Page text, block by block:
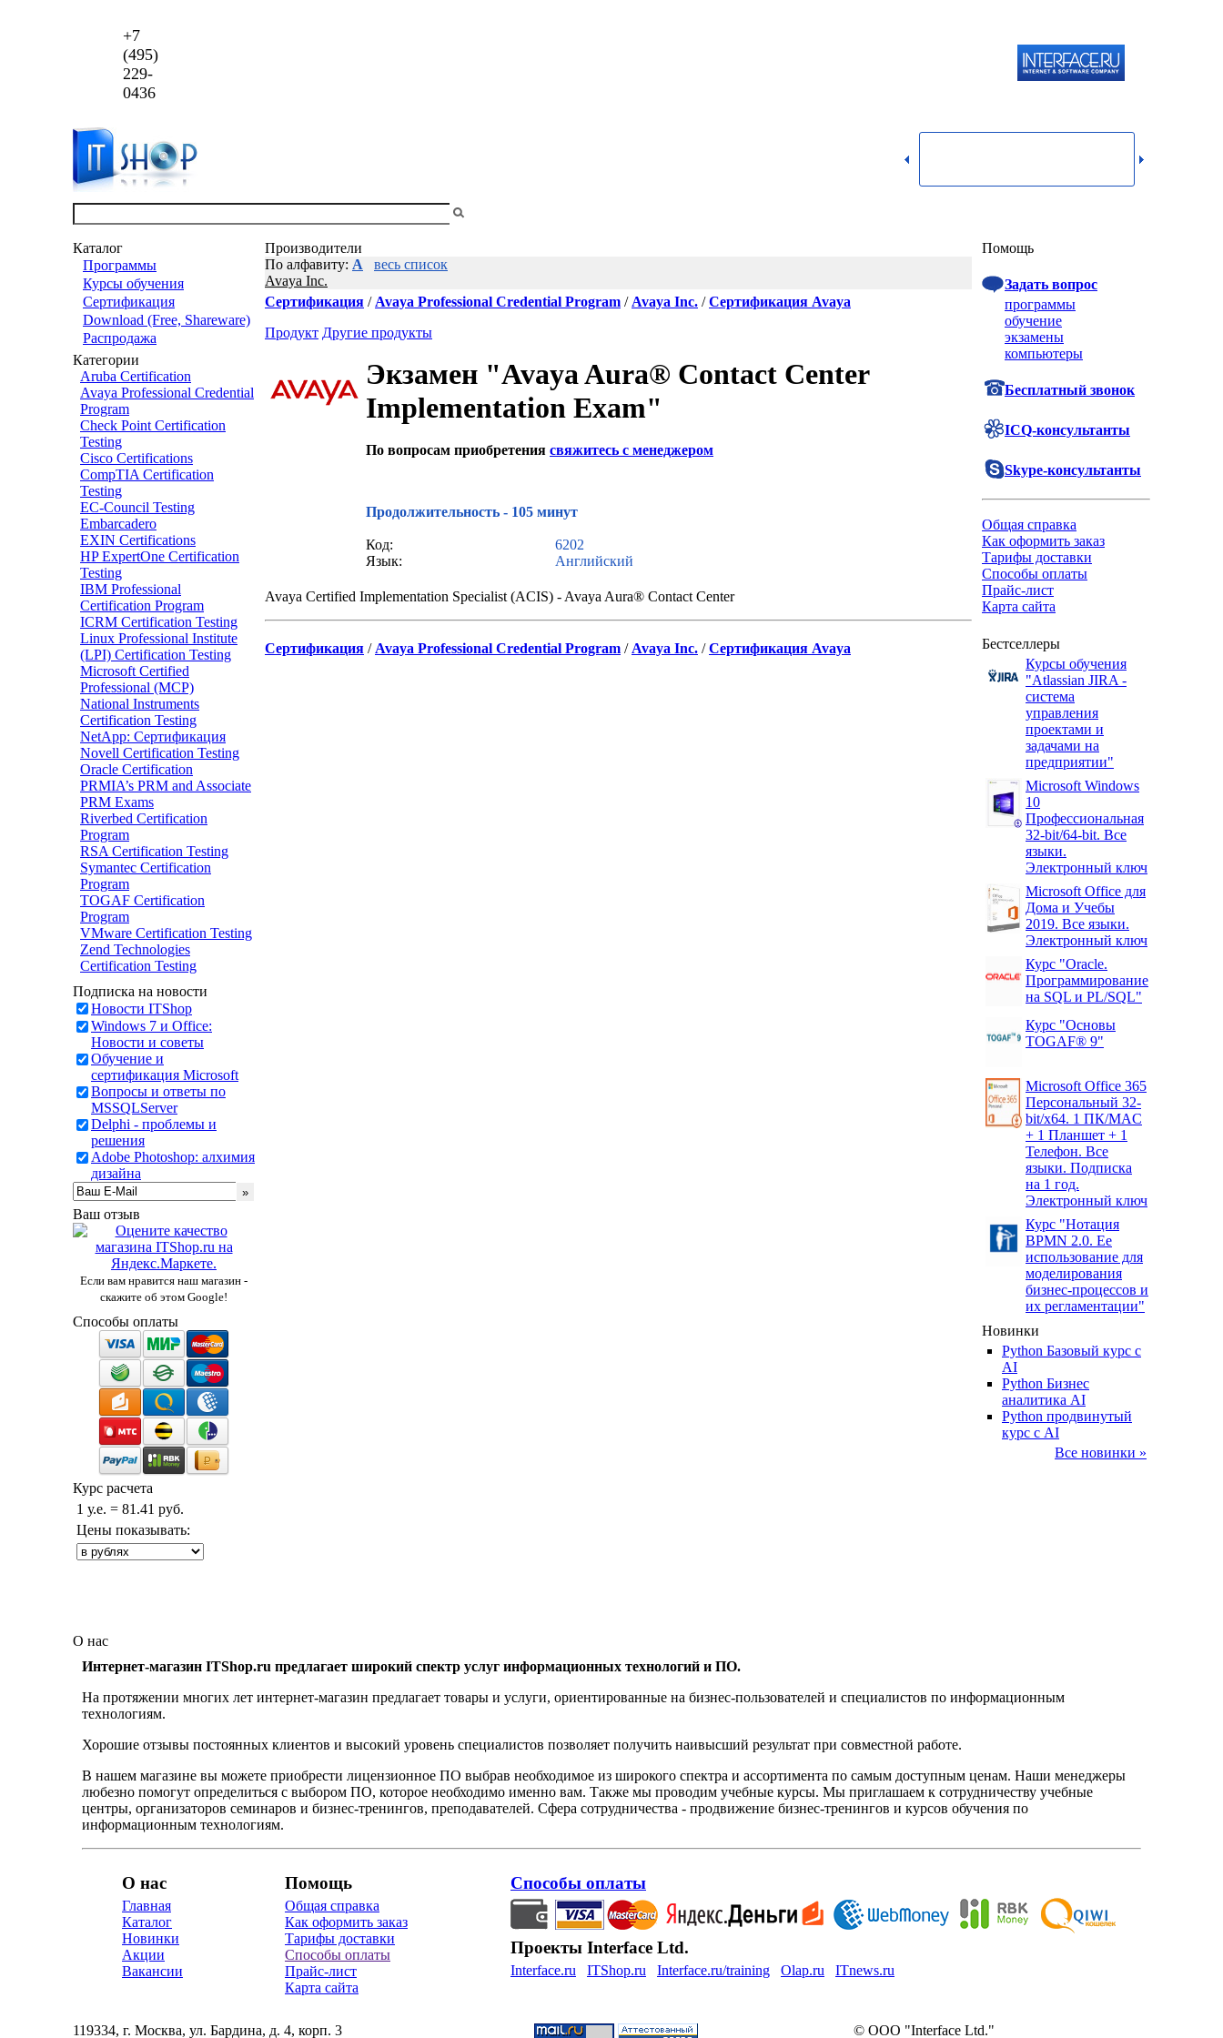
+7
(495)
229-
0436
Каталог
Программы
Курсы обучения
Сертификация
Download (Free, Shareware)
Распродажа
Категории
Aruba Certification
Avaya Professional Credential
Program
Check Point Certification
Testing
Cisco Certifications
CompTIA Certification
Testing
EC-Council Testing
Embarcadero
EXIN Certifications
HP ExpertOne Certification
Testing
IBM Professional
Certification Program
ICRM Certification Testing
Linux Professional Institute
(LPI) Certification Testing
Microsoft Certified
Professional (MCP)
National Instruments
Certification Testing
NetApp: Сертификация
Novell Certification Testing
Oracle Certification
PRMIA’s PRM and Associate
PRM Exams
Riverbed Certification
Program
RSA Certification Testing
Symantec Certification
Program
TOGAF Certification
Program
VMware Certification Testing
Zend Technologies
Certification Testing
Подписка на новости
Новости ITShop
Windows 7 и Office:
Новости и советы
Обучение и
сертификация Microsoft
Вопросы и ответы по
MSSQLServer
Delphi - проблемы и
решения
Adobe Photoshop: алхимия
дизайна
Ваш отзыв
Если вам нравится наш магазин -
скажите об этом Google!
Способы оплаты
Курс расчета
1 у.е. = 81.41 руб.
Цены показывать:
Производители
По алфавиту: A
весь список
Avaya Inc.
Сертификация / Avaya Professional Credential Program / Avaya Inc. /Сертификация Avaya
Продукт Другие продукты
Экзамен "Avaya Aura® Contact Center
Implementation Exam"
По вопросам приобретения свяжитесь с менеджером
Продолжительность - 105 минут
Код:
6202
Язык:
Английский
Avaya Certified Implementation Specialist (ACIS) - Avaya Aura® Contact Center
Сертификация / Avaya Professional Credential Program / Avaya Inc. /Сертификация Avaya
Помощь
Задать вопрос
программы
обучение
экзамены
компьютеры
Бесплатный звонок
ICQ-консультанты
Skype-консультанты
Общая справка
Как оформить заказ
Тарифы доставки
Способы оплаты
Прайс-лист
Карта сайта
Бестселлеры
Курсы обучения
"Atlassian JIRA -
система
управления
проектами и
задачами на
предприятии"
Microsoft Windows
10
Профессиональная
32-bit/64-bit. Все
языки.
Электронный ключ
Microsoft Office для
Дома и Учебы
2019. Все языки.
Электронный ключ
Курс "Oracle.
Программирование
на SQL и PL/SQL"
Курс "Основы
TOGAF® 9"
Microsoft Office 365
Персональный 32-
bit/x64. 1 ПК/MAC
+ 1 Планшет + 1
Телефон. Все
языки. Подписка
на 1 год.
Электронный ключ
Курс "Нотация
BPMN 2.0. Ее
использование для
моделирования
бизнес-процессов и
их регламентации"
Новинки
Python Базовый курс c
AI
Python Бизнес
аналитика AI
Python продвинутый
курс с AI
Все новинки »
О нас
Интернет-магазин ITShop.ru предлагает широкий спектр услуг информационных технологий и ПО.
На протяжении многих лет интернет-магазин предлагает товары и услуги, ориентированные на бизнес-пользователей и специалистов по информационным
технологиям.
Хорошие отзывы постоянных клиентов и высокий уровень специалистов позволяет получить наивысший результат при совместной работе.
В нашем магазине вы можете приобрести лицензионное ПО выбрав необходимое из широкого спектра и ассортимента по самым доступным ценам. Наши менеджеры
любезно помогут определиться с выбором ПО, которое необходимо именно вам. Также мы проводим учебные курсы. Мы приглашаем к сотрудничеству учебные
центры, организаторов семинаров и бизнес-тренингов, преподавателей. Сфера сотрудничества - продвижение бизнес-тренингов и курсов обучения по
информационным технологиям.
О нас
Главная
Каталог
Новинки
Акции
Вакансии
Помощь
Общая справка
Как оформить заказ
Тарифы доставки
Способы оплаты
Прайс-лист
Карта сайта
Способы оплаты
Проекты Interface Ltd.
Interface.ru ITShop.ru Interface.ru/training Olap.ru ITnews.ru
119334, г. Москва, ул. Бардина, д. 4, корп. 3 © ООО "Interface Ltd."